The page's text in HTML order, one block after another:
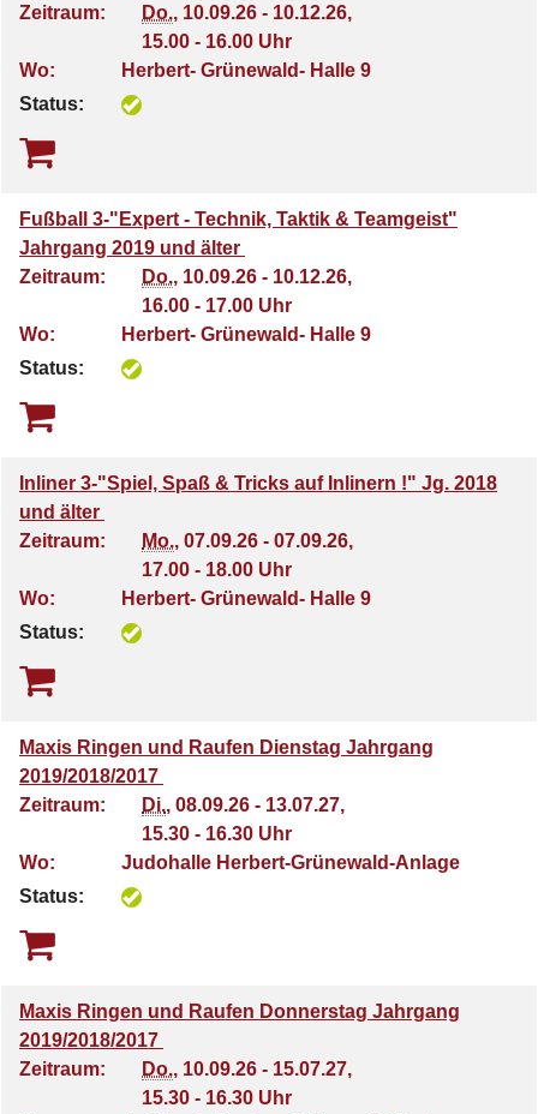
Zeitraum:
Do., 10.09.26 - 10.12.26,
15.00 - 16.00 Uhr
Wo:
Herbert- Grünewald- Halle 9
Status:
Fußball 3-"Expert - Technik, Taktik & Teamgeist"
Jahrgang 2019 und älter
Zeitraum:
Do., 10.09.26 - 10.12.26,
16.00 - 17.00 Uhr
Wo:
Herbert- Grünewald- Halle 9
Status:
Inliner 3-"Spiel, Spaß & Tricks auf Inlinern !" Jg. 2018
und älter
Zeitraum:
Mo., 07.09.26 - 07.09.26,
17.00 - 18.00 Uhr
Wo:
Herbert- Grünewald- Halle 9
Status:
Maxis Ringen und Raufen Dienstag Jahrgang
2019/2018/2017
Zeitraum:
Di., 08.09.26 - 13.07.27,
15.30 - 16.30 Uhr
Wo:
Judohalle Herbert-Grünewald-Anlage
Status:
Maxis Ringen und Raufen Donnerstag Jahrgang
2019/2018/2017
Zeitraum:
Do., 10.09.26 - 15.07.27,
15.30 - 16.30 Uhr